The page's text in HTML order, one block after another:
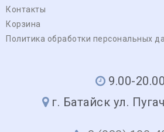
Контакты
Корзина
Политика обработки персональных
9.00-20.00
г. Батайск ул.